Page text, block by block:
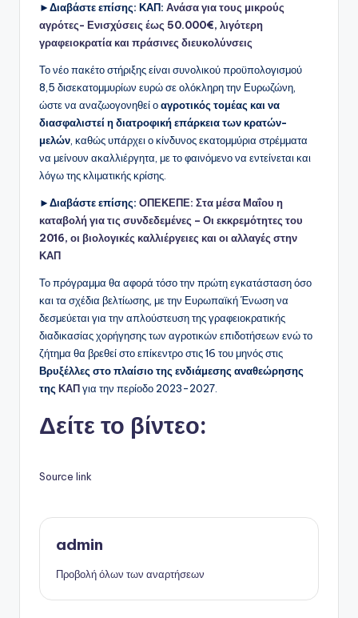
►Διαβάστε επίσης: ΚΑΠ: Ανάσα για τους μικρούς
αγρότες- Ενισχύσεις έως 50.000€, λιγότερη
γραφειοκρατία και πράσινες διευκολύνσεις
Το νέο πακέτο στήριξης είναι συνολικού προϋπολογισμού
8,5 δισεκατομμυρίων ευρώ σε ολόκληρη την Ευρωζώνη,
ώστε να αναζωογονηθεί οαγροτικός τομέας και να
διασφαλιστεί η διατροφική επάρκεια των κρατών-
μελών , καθώς υπάρχει ο κίνδυνος εκατομμύρια στρέμματα
να μείνουν ακαλλιέργητα, με το φαινόμενο να εντείνεται και
λόγω της κλιματικής κρίσης.
►Διαβάστε επίσης: ΟΠΕΚΕΠΕ: Στα μέσα Μαΐου η
καταβολή για τις συνδεδεμένες – Οι εκκρεμότητες του
2016, οι βιολογικές καλλιέργειες και οι αλλαγές στην
ΚΑΠ
Το πρόγραμμα θα αφορά τόσο την πρώτη εγκατάσταση όσο
και τα σχέδια βελτίωσης, με την Ευρωπαϊκή Ένωση να
δεσμεύεται για την απλούστευση της γραφειοκρατικής
διαδικασίας χορήγησης των αγροτικών επιδοτήσεων ενώ το
ζήτημα θα βρεθεί στο επίκεντρο στις 16 του μηνός στις
Βρυξέλλες στο πλαίσιο της ενδιάμεσης αναθεώρησης
της ΚΑΠγια την περίοδο 2023-2027.
Δείτε το βίντεο:
Source link
admin
Προβολή όλων των αναρτήσεων